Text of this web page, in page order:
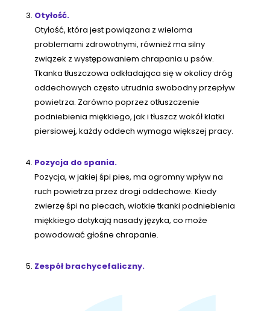
Otyłość.
Otyłość, która jest powiązana z wieloma
problemami zdrowotnymi, również ma silny
związek z występowaniem chrapania u psów.
Tkanka tłuszczowa odkładająca się w okolicy dróg
oddechowych często utrudnia swobodny przepływ
powietrza. Zarówno poprzez otłuszczenie
podniebienia miękkiego, jak i tłuszcz wokół klatki
piersiowej, każdy oddech wymaga większej pracy.
Pozycja do spania.
Pozycja, w jakiej śpi pies, ma ogromny wpływ na
ruch powietrza przez drogi oddechowe. Kiedy
zwierzę śpi na plecach, wiotkie tkanki podniebienia
miękkiego dotykają nasady języka, co może
powodować głośne chrapanie.
Zespół brachycefaliczny.